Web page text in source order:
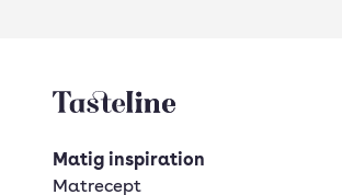
Tasteline startsida
Matig inspiration
Matrecept